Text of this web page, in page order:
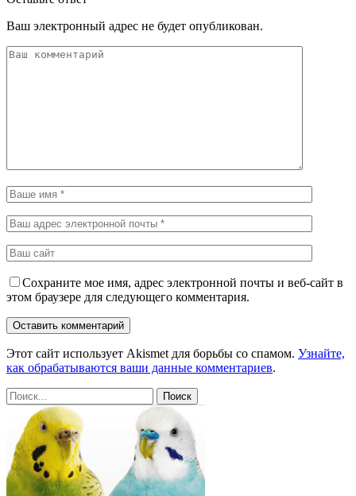
Ваш электронный адрес не будет опубликован.
Сохраните мое имя, адрес электронной почты и веб-сайт в
этом браузере для следующего комментария.
Этот сайт использует Akismet для борьбы со спамом. Узнайте,
как обрабатываются ваши данные комментариев.